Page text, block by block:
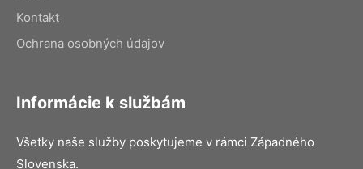
Kontakt
Ochrana osobných údajov
Informácie k službám
Všetky naše služby poskytujeme v rámci Západného
Slovenska.